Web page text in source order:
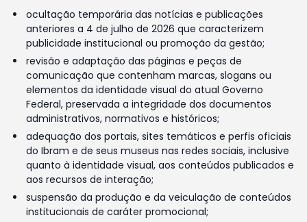
ocultação temporária das notícias e publicações
anteriores a 4 de julho de 2026 que caracterizem
publicidade institucional ou promoção da gestão;
revisão e adaptação das páginas e peças de
comunicação que contenham marcas, slogans ou
elementos da identidade visual do atual Governo
Federal, preservada a integridade dos documentos
administrativos, normativos e históricos;
adequação dos portais, sites temáticos e perfis oficiais
do Ibram e de seus museus nas redes sociais, inclusive
quanto à identidade visual, aos conteúdos publicados e
aos recursos de interação;
suspensão da produção e da veiculação de conteúdos
institucionais de caráter promocional;